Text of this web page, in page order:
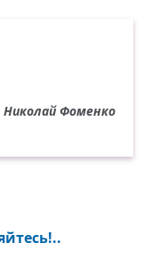
Николай Фоменко